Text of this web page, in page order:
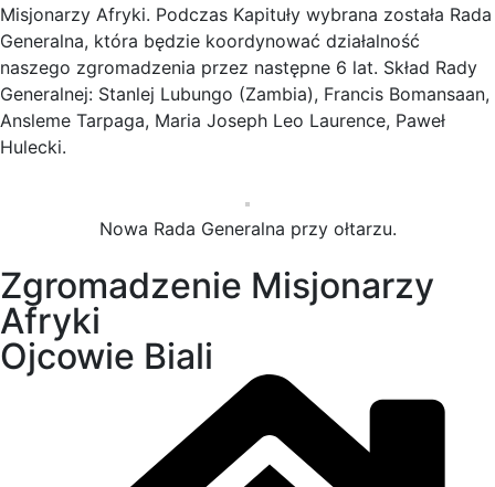
Misjonarzy Afryki. Podczas Kapituły wybrana została Rada
Generalna, która będzie koordynować działalność
naszego zgromadzenia przez następne 6 lat. Skład Rady
Generalnej: Stanlej Lubungo (Zambia), Francis Bomansaan,
Ansleme Tarpaga, Maria Joseph Leo Laurence, Paweł
Hulecki.
Nowa Rada Generalna przy ołtarzu.
Zgromadzenie Misjonarzy
Afryki
Ojcowie Biali